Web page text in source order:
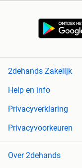
2dehands Zakelijk
Help en info
Privacyverklaring
Privacyvoorkeuren
Over 2dehands